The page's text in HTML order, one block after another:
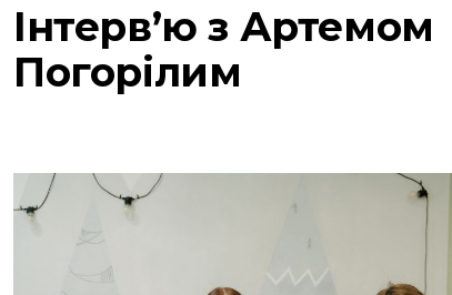
Інтерв’ю з Артемом
Погорілим